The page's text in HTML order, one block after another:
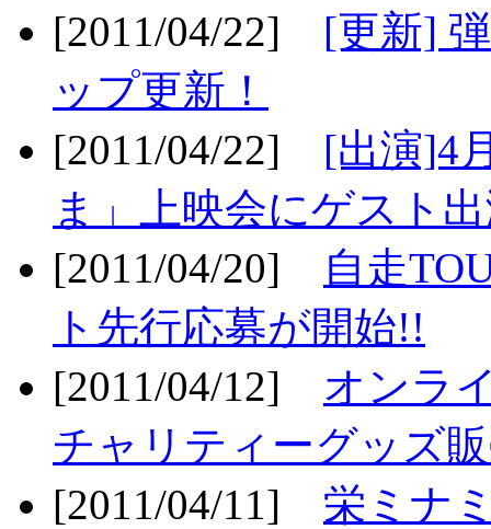
[2011/04/22] [更新]
ップ更新！
[2011/04/22] [出演]4
ま」上映会にゲスト
[2011/04/20]
自走
ト先行応募が開始!!
[2011/04/12] オンラ
チャリティーグッズ
[2011/04/11] 栄ミナ